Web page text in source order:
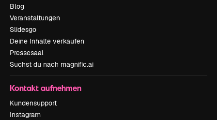
Blog
Veranstaltungen
Slidesgo
Deine Inhalte verkaufen
Pressesaal
Suchst du nach magnific.ai
Kontakt aufnehmen
Kundensupport
Instagram